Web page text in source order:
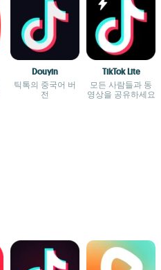
Douyin
틱톡의 중국어 버
전
TikTok Lite
모든 사람들과 동
영상을 공유하세요